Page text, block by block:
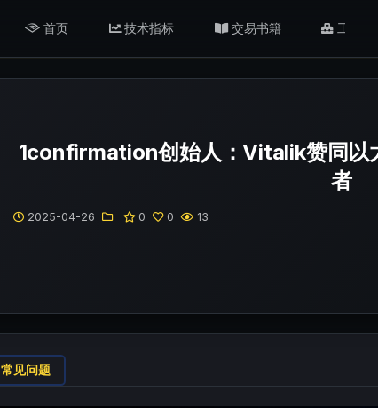
首页 技术指标 交易书籍 工具/返
1confirmation创始人：Vitalik赞同以
者
2025-04-26 0 0 13
常见问题